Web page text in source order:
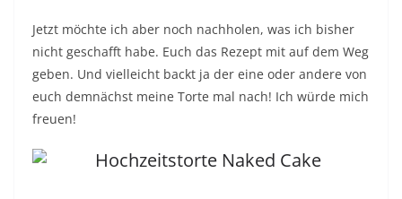
Jetzt möchte ich aber noch nachholen, was ich bisher
nicht geschafft habe. Euch das Rezept mit auf dem Weg
geben. Und vielleicht backt ja der eine oder andere von
euch demnächst meine Torte mal nach! Ich würde mich
freuen!